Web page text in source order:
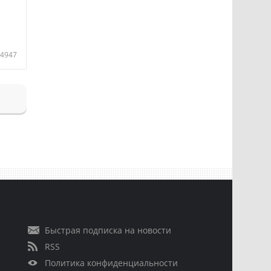
4947
Быстрая подписка на новости
RSS
Политика конфиденциальности